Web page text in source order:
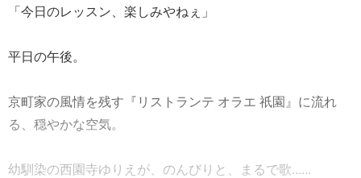
「今日のレッスン、楽しみやねぇ」
平日の午後。
京町家の風情を残す『リストランテ オラエ 祇園』に流れ
る、穏やかな空気。
幼馴染の西園寺ゆりえが、のんびりと、まるで歌......